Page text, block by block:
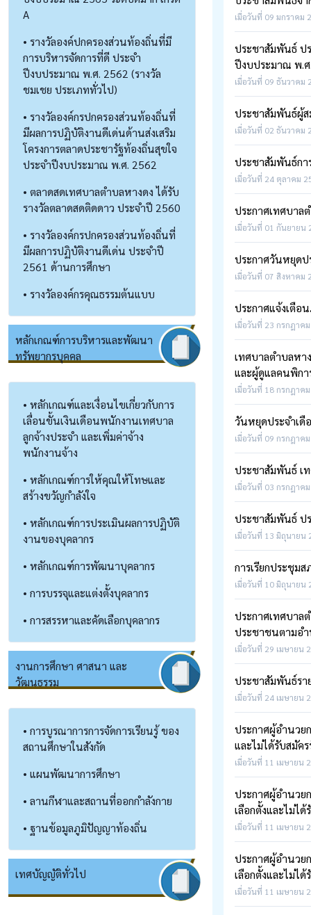
A
• รางวัลองค์ปกครองส่วนท้องถิ่นที่มี
การบริหารจัดการที่ดี ประจำ
ปีงบประมาณ พ.ศ. 2562 (รางวัล
ชมเชย ประเภททั่วไป)
• รางวัลองค์กรปกครองส่วนท้องถิ่นที่
มีผลการปฏิบัติงานดีเด่นด้านส่งเสริม
โครงการตลาดประชารัฐท้องถิ่นสุขใจ
ประจำปีงบประมาณ พ.ศ. 2562
• ตลาดสดเทศบาลตำบลหางดง ได้รับ
รางวัลตลาดสดติดดาว ประจำปี 2560
• รางวัลองค์กรปกครองส่วนท้องถิ่นที่
มีผลการปฏิบัติงานดีเด่น ประจำปี
2561 ด้านการศึกษา
• รางวัลองค์กรคุณธรรมต้นแบบ
หลักเกณฑ์การบริหารและพัฒนา
ทรัพยากรบุคคล
• หลักเกณฑ์และเงื่อนไขเกี่ยวกับการ
เลื่อนขั้นเงินเดือนพนักงานเทศบาล
ลูกจ้างประจำ และเพิ่มค่าจ้าง
พนักงานจ้าง
• หลักเกณฑ์การให้คุณให้โทษและ
สร้างขวัญกำลังใจ
• หลักเกณฑ์การประเมินผลการปฏิบัติ
งานของบุคลากร
• หลักเกณฑ์การพัฒนาบุคลากร
• การบรรจุและแต่งตั้งบุคลากร
• การสรรหาและคัดเลือกบุคลากร
งานการศึกษา ศาสนา และ
วัฒนธรรม
• การบูรณาการการจัดการเรียนรู้ ของ
สถานศึกษาในสังกัด
• แผนพัฒนาการศึกษา
• ลานกีฬาและสถานที่ออกกำลังกาย
• ฐานข้อมูลภูมิปัญญาท้องถิ่น
เทศบัญญัติทั่วไป
เมื่อวันที่ 09 มกราคม
ประชาสัมพันธ์ ป
ปีงบประมาณ พ.
เมื่อวันที่ 09 ธันวาคม
ประชาสัมพันธ์ผู้ส
เมื่อวันที่ 02 ธันวาคม
ประชาสัมพันธ์กา
เมื่อวันที่ 24 ตุลาคม
ประกาศเทศบาล
เมื่อวันที่ 01 กันยายน
ประกาศวันหยุดป
เมื่อวันที่ 07 สิงหาคม
ประกาศแจ้งเตื
เมื่อวันที่ 23 กรกฎาค
เทศบาลตำบลหา
และผู้ดูแลคนพิกา
เมื่อวันที่ 18 กรกฎาค
วันหยุดประจำเดื
เมื่อวันที่ 09 กรกฎาค
ประชาสัมพันธ์ เ
เมื่อวันที่ 03 กรกฎาค
ประชาสัมพันธ์ ป
เมื่อวันที่ 13 มิถุนายน
การเรียกประชุม
เมื่อวันที่ 10 มิถุนายน
ประกาศเทศบาล
ประชาชนตามอ
เมื่อวันที่ 29 เมษายน
ประชาสัมพันธ์รา
เมื่อวันที่ 24 เมษายน
ประกาศผู้อำนวย
และไม่ได้รับสมัค
เมื่อวันที่ 11 เมษายน
ประกาศผู้อำนวย
เลือกตั้งและไม่ไ
เมื่อวันที่ 11 เมษายน
ประกาศผู้อำนวย
เลือกตั้งและไม่ไ
เมื่อวันที่ 11 เมษายน